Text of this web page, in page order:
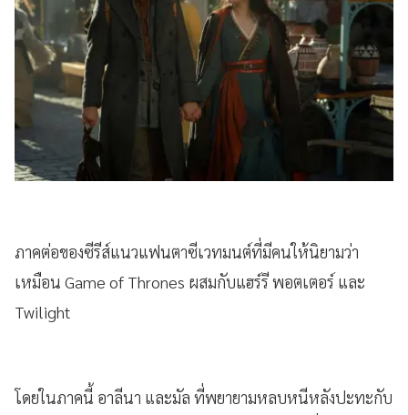
ภาคต่อของซีรีส์แนวแฟนตาซีเวทมนต์ที่มีคนให้นิยามว่า
เหมือน Game of Thrones ผสมกับแฮร์รี พอตเตอร์ และ
Twilight
โดยในภาคนี้ อาลีนา และมัล ที่พยายามหลบหนีหลังปะทะกับ